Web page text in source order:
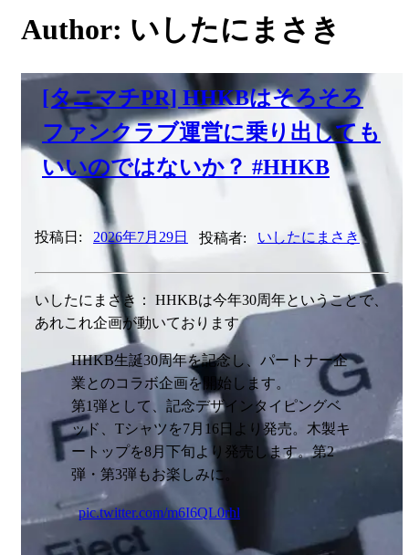
Author: いしたにまさき
[タニマチPR] HHKBはそろそろ
ファンクラブ運営に乗り出しても
いいのではないか？ #HHKB
投稿日: 2026年7月29日 投稿者: いしたにまさき
いしたにまさき： HHKBは今年30周年ということで、
あれこれ企画が動いております
HHKB生誕30周年を記念し、パートナー企
業とのコラボ企画を開始します。
第1弾として、記念デザインタイピングベ
ッド、Tシャツを7月16日より発売。木製キ
ートップを8月下旬より発売します。第2
弾・第3弾もお楽しみに。
pic.twitter.com/m6I6QL0rhl